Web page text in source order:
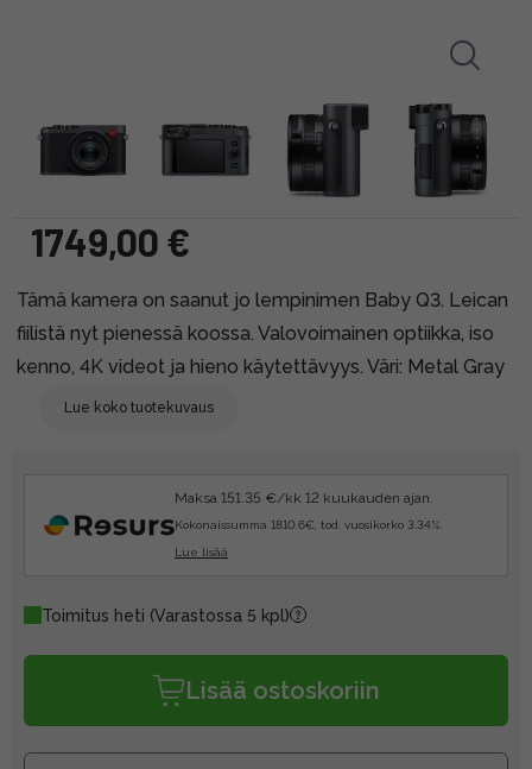
1749,00 €
Tämä kamera on saanut jo lempinimen Baby Q3. Leican
fiilistä nyt pienessä koossa. Valovoimainen optiikka, iso
kenno, 4K videot ja hieno käytettävyys. Väri: Metal Gray
Lue koko tuotekuvaus
Maksa 151.35 €/kk 12 kuukauden ajan.
Kokonaissumma 1810.6€, tod. vuosikorko 3.34%.
Lue lisää
Toimitus heti (Varastossa 5 kpl)
Lisää ostoskoriin